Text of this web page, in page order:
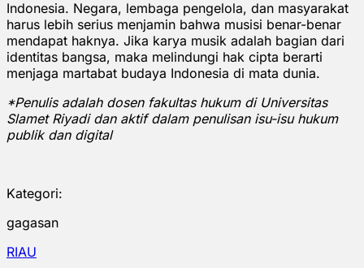
Indonesia. Negara, lembaga pengelola, dan masyarakat
harus lebih serius menjamin bahwa musisi benar-benar
mendapat haknya. Jika karya musik adalah bagian dari
identitas bangsa, maka melindungi hak cipta berarti
menjaga martabat budaya Indonesia di mata dunia.
*Penulis adalah dosen fakultas hukum di Universitas
Slamet Riyadi dan aktif dalam penulisan isu-isu hukum
publik dan digital
Kategori:
gagasan
RIAU